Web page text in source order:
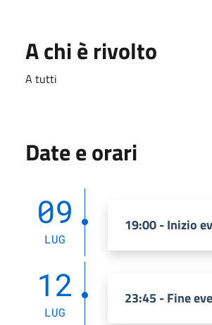
A chi è rivolto
A tutti
Date e orari
09
LUG
19:00 - Inizio
12
LUG
23:45 - Fine